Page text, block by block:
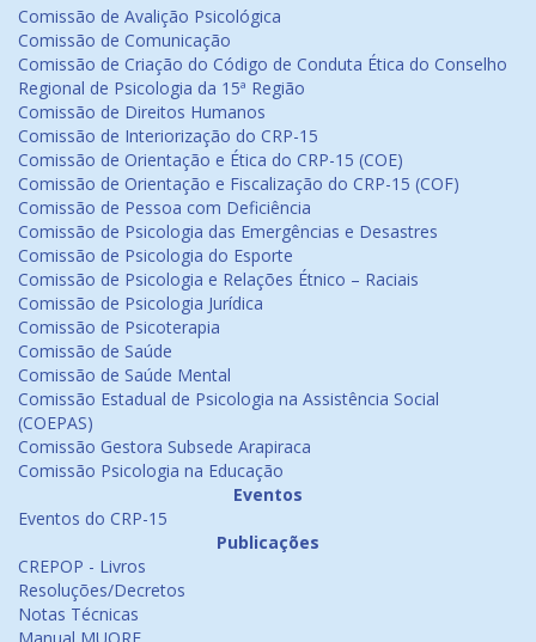
Comissão de Avalição Psicológica
Comissão de Comunicação
Comissão de Criação do Código de Conduta Ética do Conselho
Regional de Psicologia da 15ª Região
Comissão de Direitos Humanos
Comissão de Interiorização do CRP-15
Comissão de Orientação e Ética do CRP-15 (COE)
Comissão de Orientação e Fiscalização do CRP-15 (COF)
Comissão de Pessoa com Deficiência
Comissão de Psicologia das Emergências e Desastres
Comissão de Psicologia do Esporte
Comissão de Psicologia e Relações Étnico – Raciais
Comissão de Psicologia Jurídica
Comissão de Psicoterapia
Comissão de Saúde
Comissão de Saúde Mental
Comissão Estadual de Psicologia na Assistência Social
(COEPAS)
Comissão Gestora Subsede Arapiraca
Comissão Psicologia na Educação
Eventos
Eventos do CRP-15
Publicações
CREPOP - Livros
Resoluções/Decretos
Notas Técnicas